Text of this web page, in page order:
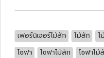
เฟอร์นิเจอร์ไม้สัก ไม้สัก ไ
โซฟา
โซฟาไม้สัก โซฟาไม้